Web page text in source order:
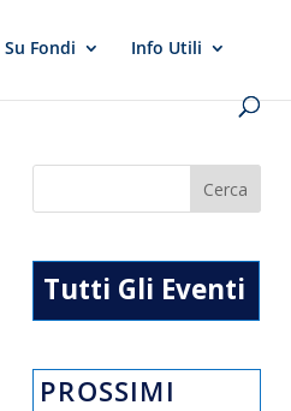
Su Fondi Info Utili
Tutti Gli Eventi
PROSSIMI